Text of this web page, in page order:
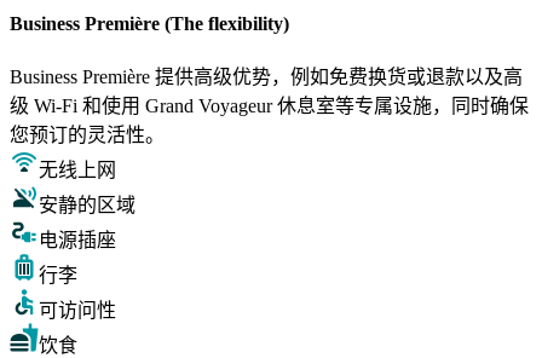
Business Première (The flexibility)
Business Première 提供高级优势，例如免费换货或退款以及高
级 Wi-Fi 和使用 Grand Voyageur 休息室等专属设施，同时确保
您预订的灵活性。
无线上网
安静的区域
电源插座
行李
可访问性
饮食